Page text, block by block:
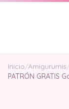
Inicio/Amigurumis
PATRÓN GRATIS